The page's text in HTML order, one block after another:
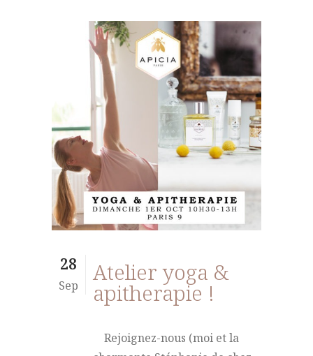
28
Sep Atelier yoga &
apitherapie !
Rejoignez-nous (moi et la